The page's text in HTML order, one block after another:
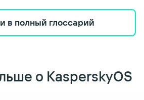
в полный глоссарий
о KasperskyOS